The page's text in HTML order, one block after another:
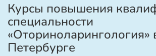
Курсы повышения
специальности
«Оториноларингология»
Петербурге